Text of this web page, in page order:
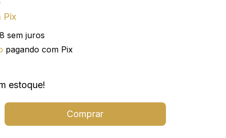
Pix
sem juros
pagando com Pix
estoque!